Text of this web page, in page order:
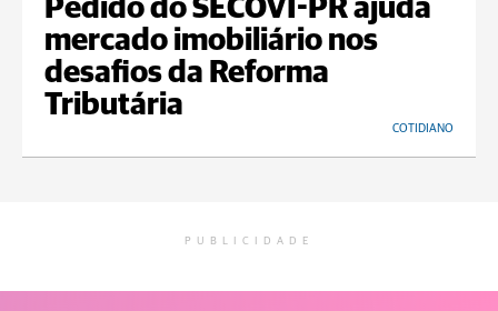
Pedido do SECOVI-PR ajuda
mercado imobiliário nos
desafios da Reforma
Tributária
COTIDIANO
PUBLICIDADE